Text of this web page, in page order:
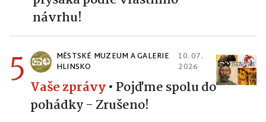
návrhu!
5
MĚSTSKÉ MUZEUM A GALERIE
HLINSKO
10. 07.
2026
Vaše zprávy• Pojďme spolu do
pohádky - Zrušeno!